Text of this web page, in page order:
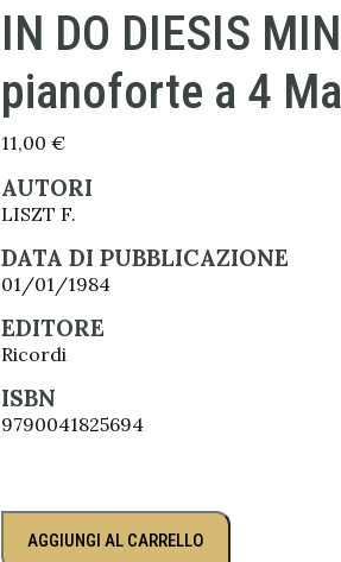
IN DO DIESIS
pianoforte a 4
11,00 €
AUTORI
LISZT F.
DATA DI PUBBLICAZIONE
01/01/1984
EDITORE
Ricordi
ISBN
9790041825694
AGGIUNGI AL CARRELLO